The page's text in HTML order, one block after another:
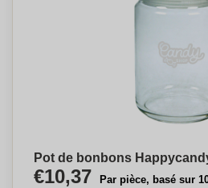
Pot de bonbons
€10,37 Par pièce, basé sur